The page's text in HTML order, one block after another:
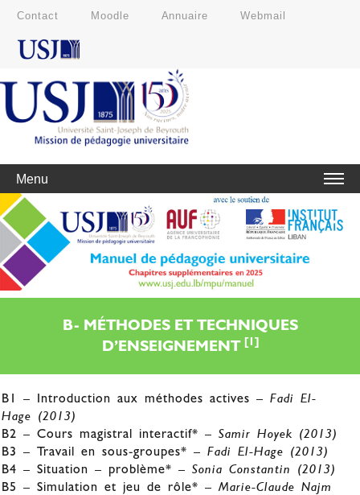
Contact Moodle Annuaire Webmail
Menu
B- MÉTHODES ET TECHNIQUES
D’ENSEIGNEMENT [1]
B1 – Introduction aux méthodes actives – Fadi El-
Hage (2013)
B2 – Cours magistral interactif* –Samir Hoyek (2013)
B3 – Travail en sous-groupes* –Fadi El-Hage (2013)
B4 – Situation – problème* –Sonia Constantin (2013)
B5 – Simulation et jeu de rôle* –Marie-Claude Najm